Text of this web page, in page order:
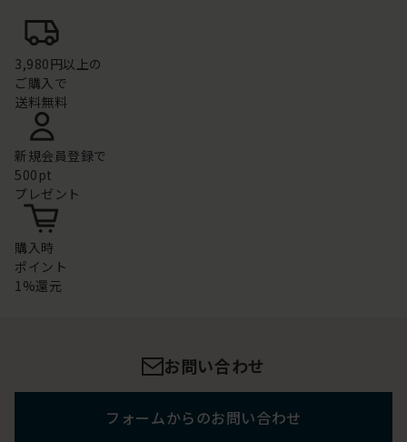
3,980円以上の
ご購入で
送料無料
新規会員登録で
500pt
プレゼント
購入時
ポイント
1%還元
お問い合わせ
フォームからのお問い合わせ